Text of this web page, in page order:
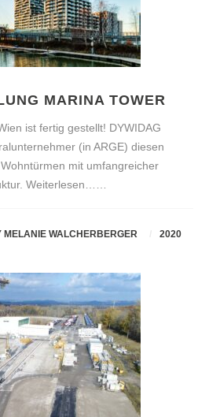
MARINA TOWER
ist fertig gestellt! DYWIDAG
(in ARGE) diesen
mit umfangreicher
Weiterlesen……
MELANIE WALCHERBERGER 2020